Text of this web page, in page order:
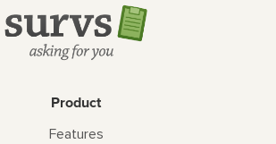
Product
Features